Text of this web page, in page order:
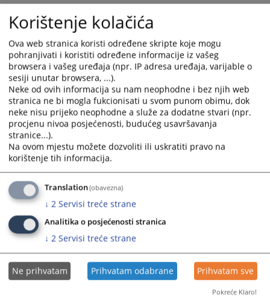
PREDSJEDNIK SUDA
Osman Mujkić
6201PREGLEDA
Korištenje kolačića
Ova web stranica koristi određene skripte koje mogu
pohranjivati i koristiti određene informacije iz vašeg
browsera i vašeg uređaja (npr. IP adresa uređaja, varijable o
sesiji unutar browsera, ...).
Neke od ovih informacija su nam neophodne i bez njih web
stranica ne bi mogla fukcionisati u svom punom obimu, dok
neke nisu prijeko neophodne a služe za dodatne stvari (npr.
procjenu nivoa posjećenosti, budućeg usavršavanja
stranice...).
Na ovom mjestu možete dozvoliti ili uskratiti pravo na
korištenje tih informacija.
Translation(obavezna)
↓ 2 Servisi treće strane
Analitika o posjećenosti stranica
↓ 2 Servisi treće strane
Ne prihvatam Prihvatam odabrane Prihvatam sve
Pokreće Klaro!